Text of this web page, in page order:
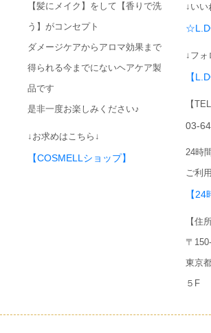
【髪にメイク】をして【香りで洗
う】がコンセプト
ダメージケアからアロマ効果まで
得られる今までにないヘアケア製
品です
是非一度お楽しみください♪
↓お求めはこちら↓
【COSMELLショップ】
↓い
↓フ
【
【
03-
24時
ご利
【
【住
〒
東京
５F